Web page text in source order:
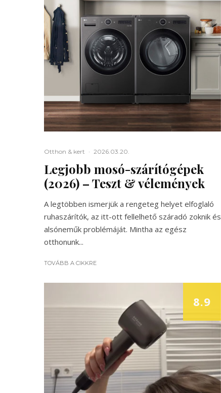
Otthon & kert · 2026.03.20.
Legjobb mosó-szárítógépek
(2026) – Teszt & vélemények
A legtöbben ismerjük a rengeteg helyet elfoglaló
ruhaszárítók, az itt-ott fellelhető száradó zoknik és
alsóneműk problémáját. Mintha az egész
otthonunk...
TOVÁBB A CIKKRE
8.9